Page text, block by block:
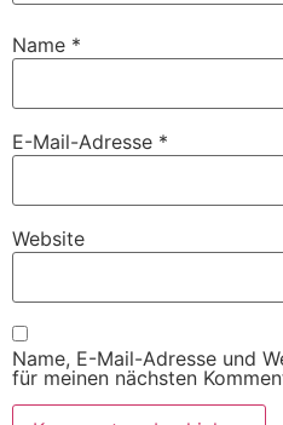
Name *
E-Mail-Adresse *
Website
Name, E-Mail-Adresse und
für meinen nächsten